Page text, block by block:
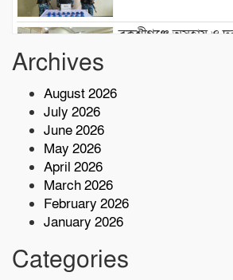
বকশীগঞ্জে অসহায় ও
সালাউদ্দিন
দেশের বিভিন্ন অঞ্চলে
Archives
August 2026
July 2026
June 2026
May 2026
April 2026
March 2026
February 2026
January 2026
Categories